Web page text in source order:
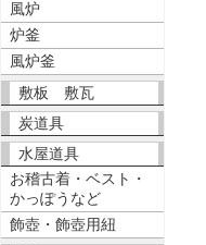
風炉
炉釜
風炉釜
敷板 敷瓦
炭道具
水屋道具
お稽古着・ベスト・
かっぽうなど
飾壺・飾壺用紐